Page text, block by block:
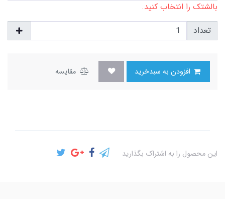
بالشتک را انتخاب کنید.
تعداد
مقایسه
این محصول را به اشتراک بگذارید